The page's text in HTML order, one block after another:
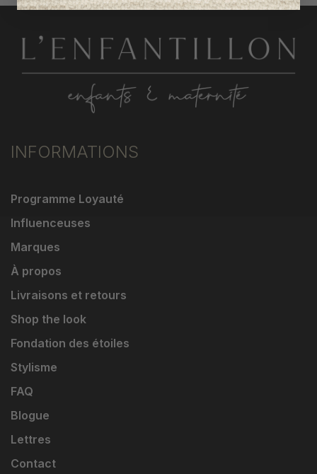
INFORMATIONS
Programme Loyauté
Influenceuses
Marques
À propos
Livraisons et retours
Shop the look
Fondation des étoiles
Stylisme
FAQ
Blogue
Lettres
Contact